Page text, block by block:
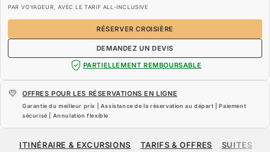
PAR VOYAGEUR, AVEC LE TARIF ALL-INCLUSIVE
RÉSERVER CROISIÈRE
DEMANDEZ UN DEVIS
PARTIELLEMENT REMBOURSABLE
OFFRES POUR LES RÉSERVATIONS EN LIGNE
Garantie du meilleur prix | Assistance de la réservation au départ | Paiement
sécurisé | Annulation flexible
À PARTIR DE 11 300 $US
ITINÉRAIRE & EXCURSIONS TARIFS & OFFRES SUITES